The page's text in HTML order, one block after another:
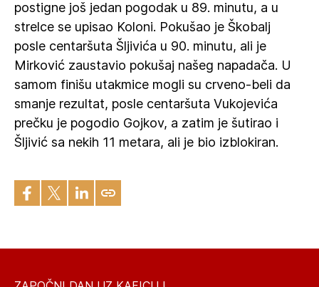
postigne još jedan pogodak u 89. minutu, a u
strelce se upisao Koloni. Pokušao je Škobalj
posle centaršuta Šljivića u 90. minutu, ali je
Mirković zaustavio pokušaj našeg napadača. U
samom finišu utakmice mogli su crveno-beli da
smanje rezultat, posle centaršuta Vukojevića
prečku je pogodio Gojkov, a zatim je šutirao i
Šljivić sa nekih 11 metara, ali je bio izblokiran.